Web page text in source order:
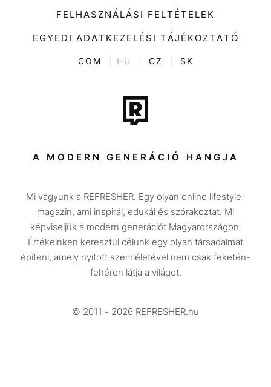
Divat
Kultúra
ENTR
Tech-Tudomány
Sport
Társadalom
Utazás
Életmód
Design
Beszélgetések
Videó
FELHASZNÁLÁSI FELTÉTELEK
EGYEDI ADATKEZELÉSI TÁJÉKOZTATÓ
COM HU CZ SK
A MODERN GENERÁCIÓ HANGJA
Mi vagyunk a REFRESHER. Egy olyan online lifestyle-
magazin, ami inspirál, edukál és szórakoztat. Mi
képviseljük a modern generációt Magyarországon.
Értékeinken keresztül célunk egy olyan társadalmat
építeni, amely nyitott szemléletével nem csak feketén-
fehéren látja a világot.
© 2011 - 2026 REFRESHER.hu